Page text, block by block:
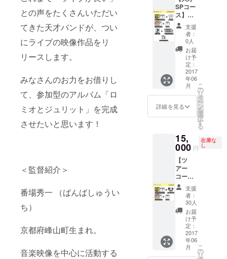
との声をたくさんいただい
てきた天才バンドが、つい
にライブの映像作品をリ
リースします。
みなさんのお力をお借りし
て、参加型のアルバム「ロ
ミオとジュリット」を完成
させたいと思います！
＜監督紹介＞
番場秀一 （ばんばしゅうい
ち）
京都府峰山町生まれ。
音楽映像を中心に活動する
命名式
＠天才
プリマ
ック
ロック
ロック
ジェネ
レー
ショ
ン」 限
定Tシャ
ツ サン
デーブ
ロマイ
ド サン
デート
レーニ
ング
ルー
プ）
SPコー
ス】
3rd
AL「ロ
ミオと
ジュリ
エッ
ト」サ
イン入
り 古今
東西！
天才天
才天才
MC集～
（CD-
ンダフ
ルボー
イズ
3rd
AL「ロ
ック
ロック
ロック
ジェネ
レー
ショ
ン」 限
定Tシャ
ツ サン
デーブ
支援
者：
0人
お届
け予
定：
2017
年06
月
詳細を見る
こ
の
リ
タ
ー
ン
を
選
択
す
る
15,
000 円
在庫な
し
【ツ
アー
コース
（東京
会
場）】
3rd
AL「ロ
ミオと
ジュリ
エッ
ト」サ
支援
者：
30人
お届
け予
定：
2017
年06
月
こ
の
リ